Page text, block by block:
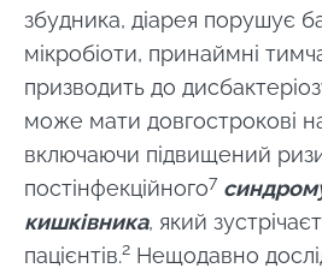
збудника, діарея порушує
мікробіоти, принаймні
призводить до
може мати довгострокові
включаючи підвищений
постінфекційного7
кишківника, який
пацієнтів.2 Нещодавно